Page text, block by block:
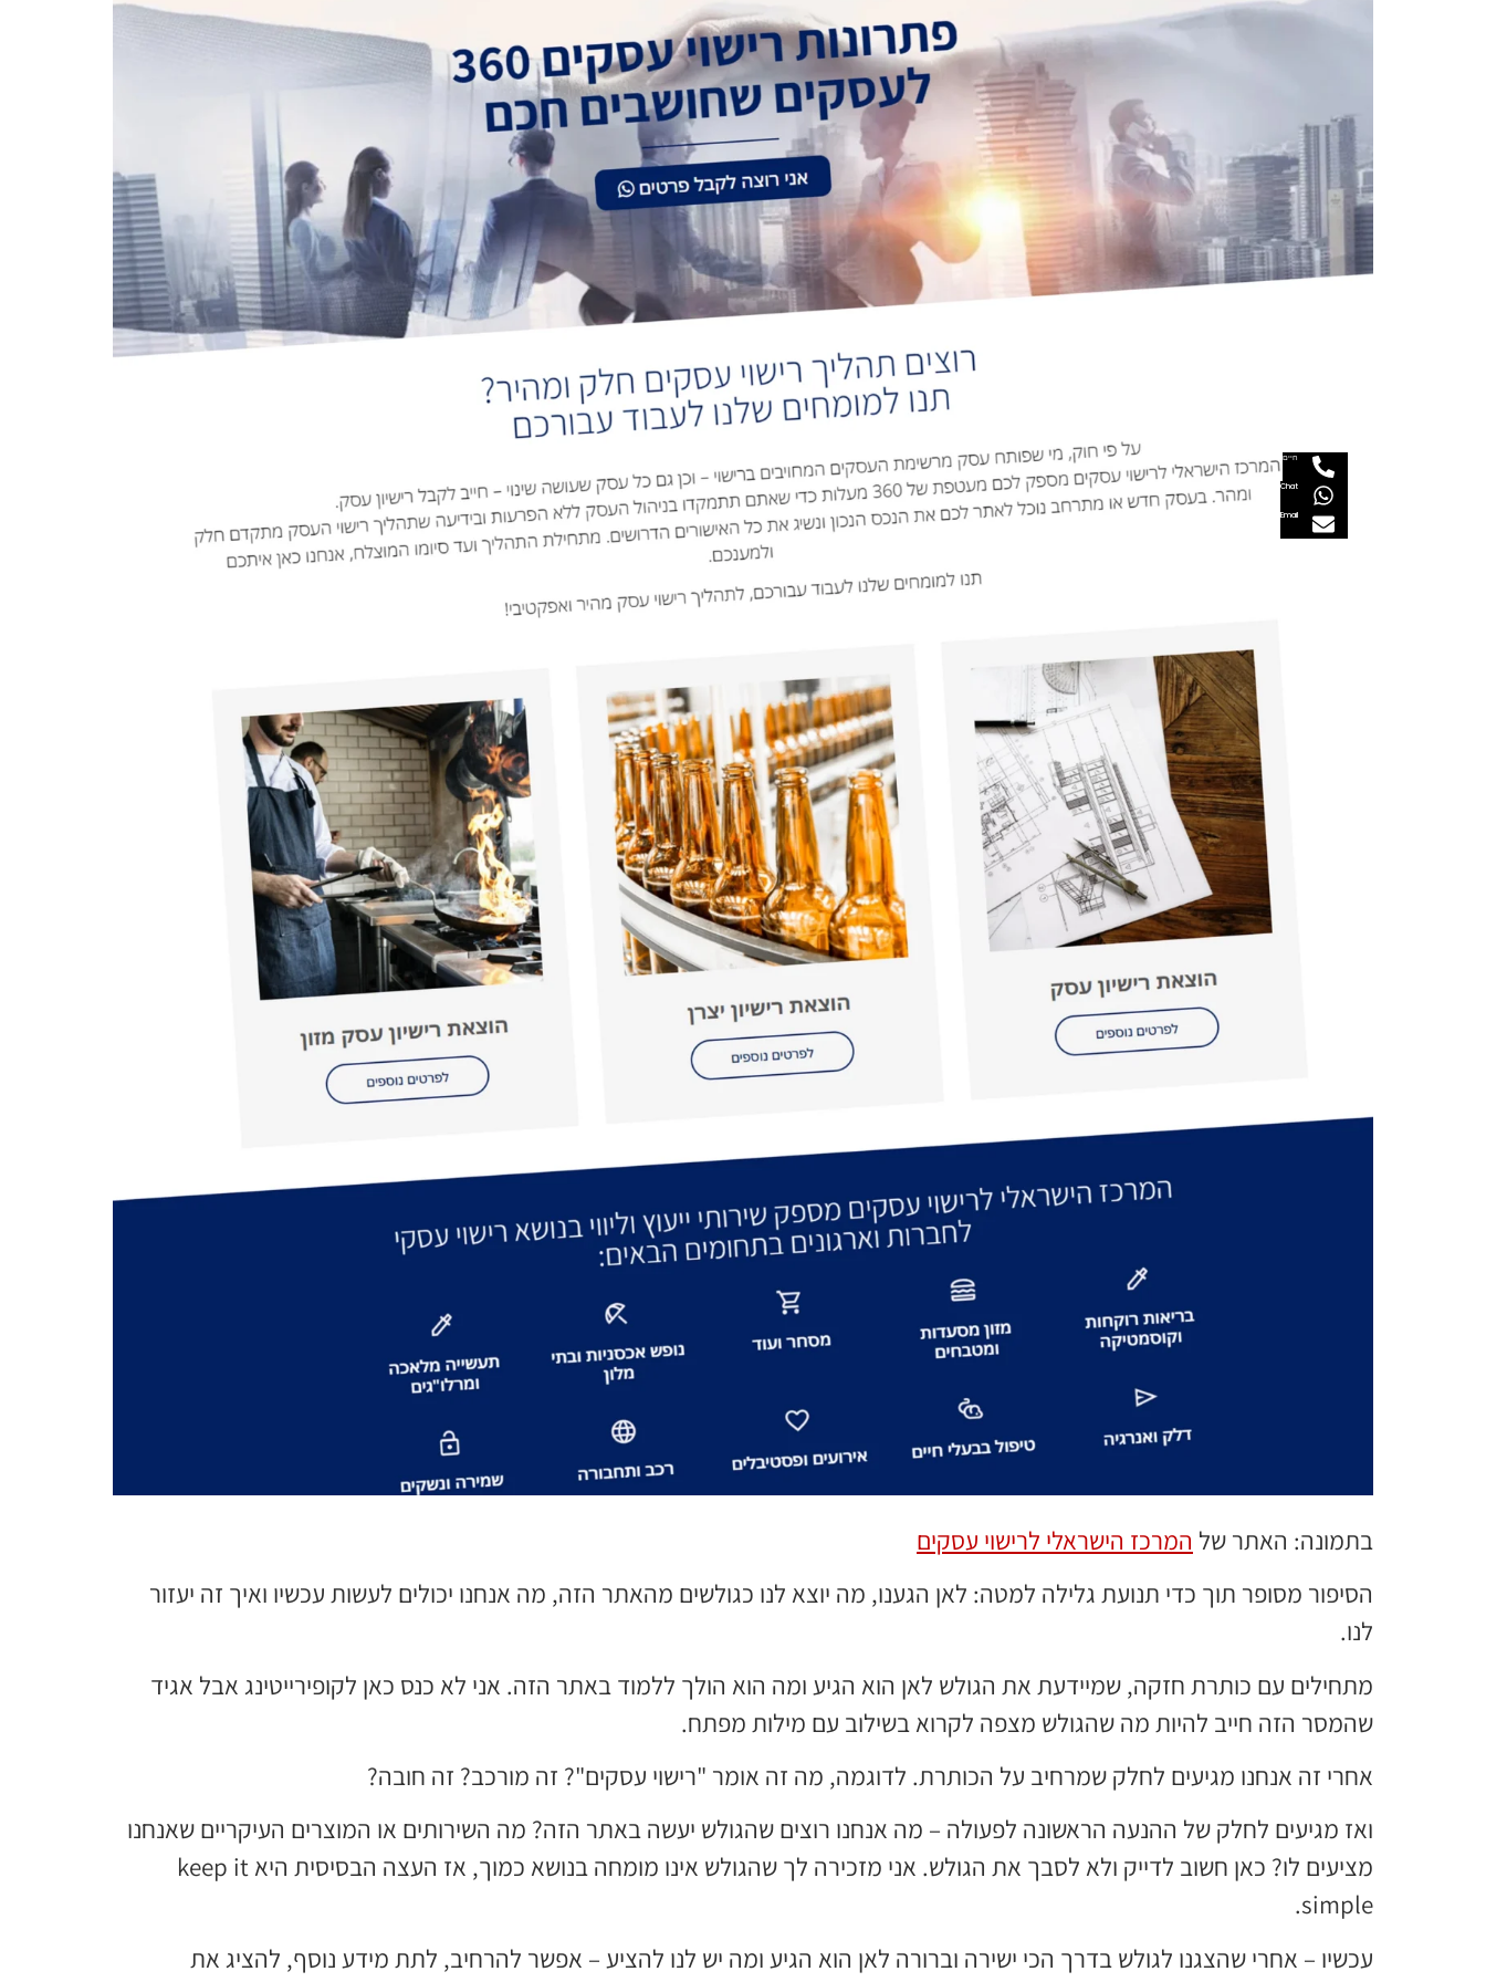
בתמונה: האתר של המרכז הישראלי לרישוי עסקים
הסיפור מסופר תוך כדי תנועת גלילה למטה: לאן הגענו, מה יוצא לנו כגולשים מהאתר הזה, מה אנחנו יכולים לעשות עכשיו ואיך זה יעזור
לנו.
מתחילים עם כותרת חזקה, שמיידעת את הגולש לאן הוא הגיע ומה הוא הולך ללמוד באתר הזה. אני לא כנס כאן לקופירייטינג אבל אגיד
שהמסר הזה חייב להיות מה שהגולש מצפה לקרוא בשילוב עם מילות מפתח.
אחרי זה אנחנו מגיעים לחלק שמרחיב על הכותרת. לדוגמה, מה זה אומר "רישוי עסקים"? זה מורכב? זה חובה?
ואז מגיעים לחלק של ההנעה הראשונה לפעולה – מה אנחנו רוצים שהגולש יעשה באתר הזה? מה השירותים או המוצרים העיקריים שאנחנו
מציעים לו? כאן חשוב לדייק ולא לסבך את הגולש. אני מזכירה לך שהגולש אינו מומחה בנושא כמוך, אז העצה הבסיסית היא keep it
simple.
עכשיו – אחרי שהצגנו לגולש בדרך הכי ישירה וברורה לאן הוא הגיע ומה יש לנו להציע – אפשר להרחיב, לתת מידע נוסף, להציג את
חיים
Chat
Email